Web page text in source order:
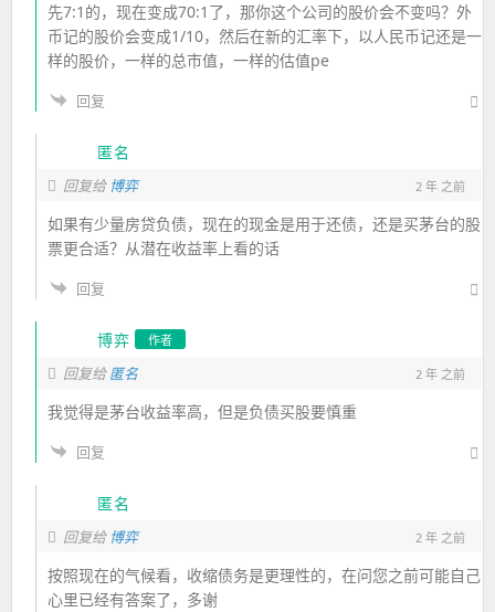
先7:1的，现在变成70:1了，那你这个公司的股价会不变吗？外
币记的股价会变成1/10，然后在新的汇率下，以人民币记还是一
样的股价，一样的总市值，一样的估值pe
回复
匿名
回复给 博弈 2 年 之前
如果有少量房贷负债，现在的现金是用于还债，还是买茅台的股
票更合适？从潜在收益率上看的话
回复
博弈 作者
回复给匿名 2 年 之前
我觉得是茅台收益率高，但是负债买股要慎重
回复
匿名
回复给 博弈 2 年 之前
按照现在的气候看，收缩债务是更理性的，在问您之前可能自己
心里已经有答案了，多谢